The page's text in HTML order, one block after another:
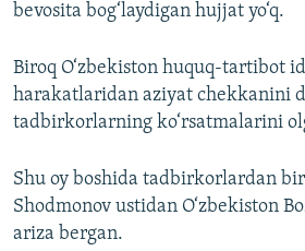
bevosita bog‘laydigan hujjat yo‘q.
Biroq O‘zbekiston huquq-tartibot
harakatlaridan aziyat chekkanini
tadbirkorlarning ko‘rsatmalarini
Shu oy boshida tadbirkorlardan
Shodmonov ustidan O‘zbekiston
ariza bergan.